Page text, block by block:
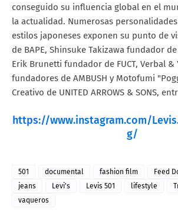
conseguido su influencia global en el
la actualidad. Numerosas
estilos japoneses exponen su punto de
de BAPE, Shinsuke Takizawa fundador
Erik Brunetti fundador de FUCT, Verbal &
fundadores de AMBUSH y Motofumi
Creativo de UNITED ARROWS & SONS,
https://www.instagram.com/
g/
501 documental fashion film
Feed
jeans
Levi's Levis 501 lifestyle
vaqueros